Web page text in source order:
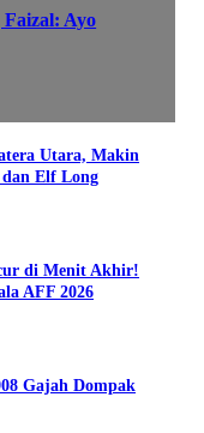
Ayo
Utara, Makin
dan Elf Long
di Menit Akhir!
AFF 2026
Gajah Dompak